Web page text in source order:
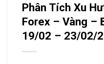
Phân Tích Xu
Forex – Vàng –
19/02 – 23/02/